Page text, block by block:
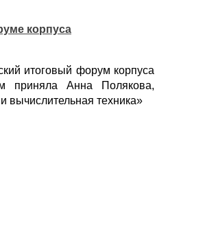
корпуса
итоговый форум корпуса
приняла Анна Полякова,
вычислительная техника»